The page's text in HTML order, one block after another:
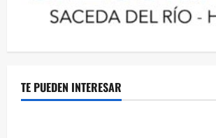
TE PUEDEN INTERESAR